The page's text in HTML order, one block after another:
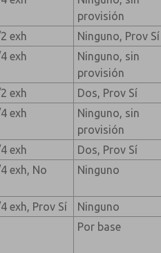
provisión
exh
Ninguno, Prov Sí
exh
Ninguno, sin
provisión
exh
Dos, Prov Sí
exh
Ninguno, sin
provisión
exh
Dos, Prov Sí
exh, No
Ninguno
exh, Prov Sí
Ninguno
Por base